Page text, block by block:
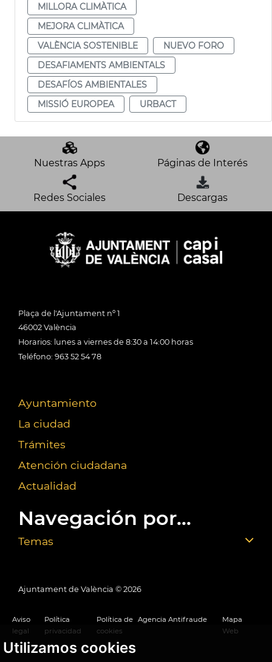
Utilizamos cookies
MILLORA CLIMÀTICA
MEJORA CLIMÀTICA
VALÈNCIA SOSTENIBLE
NUEVO FORO
DESAFIAMENTS AMBIENTALS
DESAFÍOS AMBIENTALES
MISSIÓ EUROPEA
URBACT
Nuestras Apps Páginas de Interés
Redes Sociales Descargas
Plaça de l'Ajuntament nº 1
46002 València
Horarios: lunes a viernes de 8:30 a 14:00 horas
Teléfono: 963 52 54 78
Ayuntamiento
La ciudad
Trámites
Atención ciudadana
Actualidad
Navegación por...
Temas
Ajuntament de València © 2026
Aviso
legal
Política
privacidad
Política de
cookies
Agencia Antifraude
Mapa
Web